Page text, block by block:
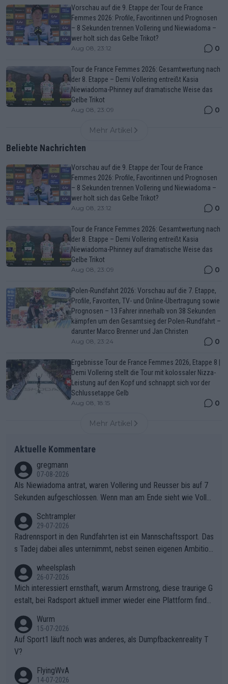
Vorschau auf die 9. Etappe der Tour de France
Femmes 2026: Profile, Favoritinnen und Prognosen
– 8 Sekunden trennen Vollering und Niewiadoma –
wer holt sich das Gelbe Trikot?
Aug 08, 23:12 0
Tour de France Femmes 2026: Gesamtwertung nach
der 8. Etappe – Demi Vollering entreißt Kasia
Niewiadoma-Phinney auf dramatische Weise das
Gelbe Trikot
Aug 08, 23:09 0
Mehr Artikel
Beliebte Nachrichten
Vorschau auf die 9. Etappe der Tour de France
Femmes 2026: Profile, Favoritinnen und Prognosen
– 8 Sekunden trennen Vollering und Niewiadoma –
wer holt sich das Gelbe Trikot?
Aug 08, 23:12 0
Tour de France Femmes 2026: Gesamtwertung nach
der 8. Etappe – Demi Vollering entreißt Kasia
Niewiadoma-Phinney auf dramatische Weise das
Gelbe Trikot
Aug 08, 23:09 0
Polen-Rundfahrt 2026: Vorschau auf die 7. Etappe,
Profile, Favoriten, TV- und Online-Übertragung sowie
Prognosen – 13 Fahrer innerhalb von 38 Sekunden
kämpfen um den Gesamtsieg der Polen-Rundfahrt –
darunter Marco Brenner und Jan Christen
Aug 08, 23:24 0
Ergebnisse Tour de France Femmes 2026, Etappe 8 |
Demi Vollering stellt die Tour mit kolossaler Nizza-
Leistung auf den Kopf und schnappt sich vor der
Schlussetappe Gelb
Aug 08, 18:15 0
Mehr Artikel
Aktuelle Kommentare
gregmann
07-08-2026
Als Niewiadoma antrat, waren Vollering und Reusser bis auf 7
Sekunden aufgeschlossen. Wenn man am Ende sieht wie Voller
ering die 7 Sekunden zu Niewiadoma nicht geschlossen hat un
d den Abstand hat anwachsen lassen. Ein schwerer taktischer
Fehler, der den Tour Sieg kosten wird.Diese Beobachtung trifft
Zögerlichkeit von Demi Vollering in diesem Moment war das e
ntscheidende Puzzleteil, das Katarzyna Niewiadoma die Tür z
um Gelben Trikot geöffnet hat.Das taktische Dilemma am Mon
t VentouxDie psychologische Falle: Vollering spekulierte in die
ser Phase darauf, dass Marlen Reusser im Gelben Trikot die N
achführarbeit leistet, um ihre Gesamtführung zu verteidigen.De
r Pokereinsatz: Anstatt die verbleibenden 7 Sekunden sofort s
elbst zuzufahren, verließ sich Vollering zu lange auf die Tempo
arbeit anderer.Niewiadomas Momentum: Niewiadoma nutzte g
enau diese Uneinigkeit im Verfolgerfeld, um ihren Rhythmus zu
Schtrampler
29-07-2026
Radrennsport in den Rundfahrten ist ein Mannschaftssport. Das
s Tadej dabei alles unternimmt, nebst seinen eigenen Ambition
ganze Team auch mental stark zu machen und konkret am Erf
olg teilzuhaben, ist ihm ganz hoch anzurechnen. Das ist ein Zei
chen weit über den Radsport hinaus.
wheelsplash
26-07-2026
Mich interessiert ernsthaft, warum Armstrong, diese traurige G
estalt, bei Radsport aktuell immer wieder eine Plattform finde
Wurm
15-07-2026
Auf Sport1 läuft noch was anderes, als Dumpfbackenreality T
V?
FlyingWvA
14-07-2026